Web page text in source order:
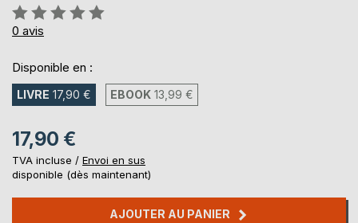
Évaluation:
0%
0 avis
Disponible en :
LIVRE 17,90 € EBOOK 13,99 €
17,90 €
TVA incluse / Envoi en sus
disponible (dès maintenant)
AJOUTER AU PANIER